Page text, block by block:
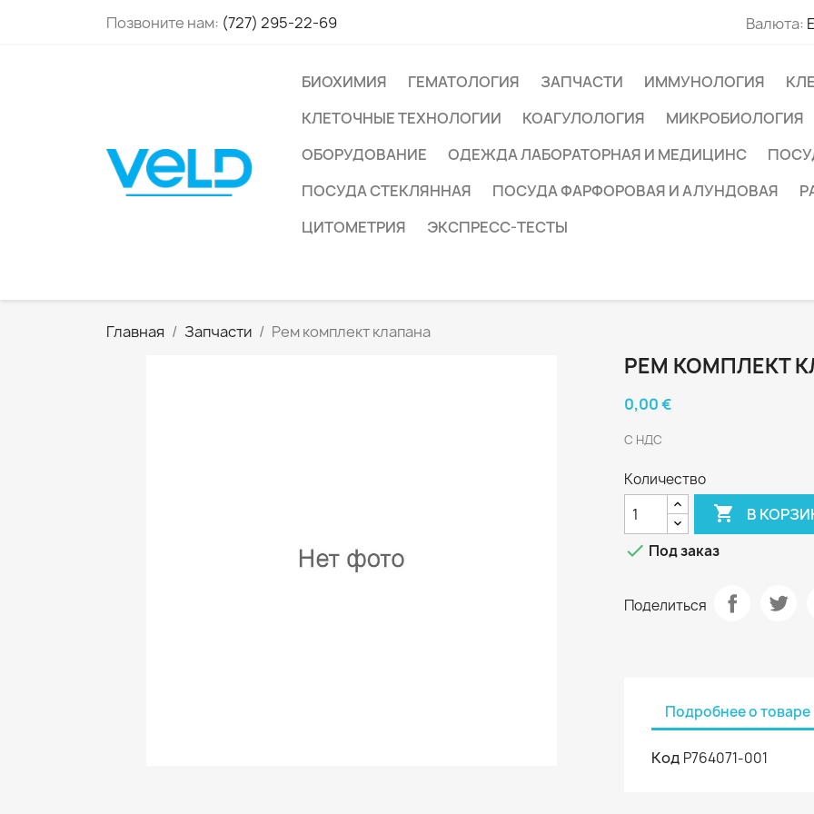
Позвоните нам: (727) 295-22-69 Валюта:
БИОХИМИЯ ГЕМАТОЛОГИЯ ЗАПЧАСТИ ИММУНОЛОГИЯ
КЛЕТОЧНЫЕ ТЕХНОЛОГИИ
КОАГУЛОЛОГИЯ МИКРОБИОЛОГИЯ
ОБОРУДОВАНИЕ
ОДЕЖДА ЛАБОРАТОРНАЯ И МЕДИЦИНС
ПОСУДА СТЕКЛЯННАЯ
ПОСУДА ФАРФОРОВАЯ И АЛУНДОВАЯ
ЦИТОМЕТРИЯ
ЭКСПРЕСС-ТЕСТЫ
Главная Запчасти Рем комплект клапана
РЕМ КОМПЛЕКТ
0,00 €
С НДС
Количество
 В
 Под заказ
Поделиться
Подробнее о товаре
Код P764071-001